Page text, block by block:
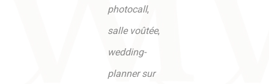
photocall,
salle voûtée,
wedding-
planner sur